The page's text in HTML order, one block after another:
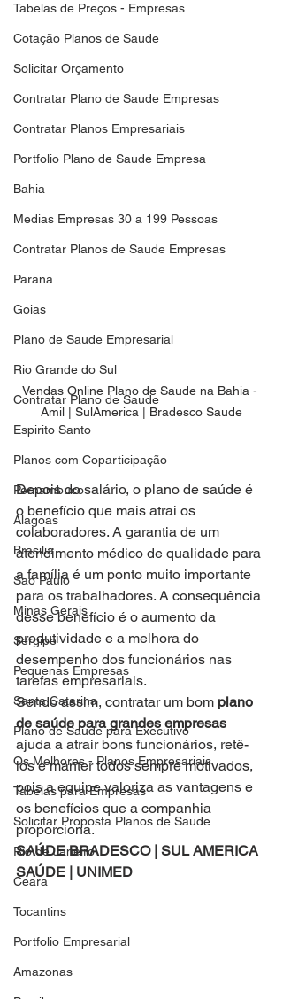
Tabelas de Preços - Empresas
Cotação Planos de Saude
Solicitar Orçamento
Contratar Plano de Saude Empresas
Contratar Planos Empresariais
Portfolio Plano de Saude Empresa
Bahia
Medias Empresas 30 a 199 Pessoas
Contratar Planos de Saude Empresas
Parana
Goias
Plano de Saude Empresarial
Rio Grande do Sul
Contratar Plano de Saude
Espirito Santo
Planos com Coparticipação
Pernambuco
Alagoas
Brasilia
Sao Paulo
Minas Gerais
Sergipe
Pequenas Empresas
Santa Catarina
Plano de Saude para Executivo
Os Melhores - Planos Empresariais
Tabelas para Empresas
Solicitar Proposta Planos de Saude
Rio de Janeiro
Ceara
Tocantins
Portfolio Empresarial
Amazonas
Vendas Online Plano de Saude na Bahia -
Amil | SulAmerica | Bradesco Saude
Depois do salário, o plano de saúde é
o benefício que mais atrai os
colaboradores. A garantia de um
atendimento médico de qualidade para
a família é um ponto muito importante
para os trabalhadores. A consequência
desse benefício é o aumento da
produtividade e a melhora do
desempenho dos funcionários nas
tarefas empresariais.
Sendo assim, contratar um bom plano
de saúde para grandes empresas
ajuda a atrair bons funcionários, retê-
los e manter todos sempre motivados,
pois a equipe valoriza as vantagens e
os benefícios que a companhia
proporciona.
SAÚDE BRADESCO | SUL AMERICA
SAÚDE | UNIMED